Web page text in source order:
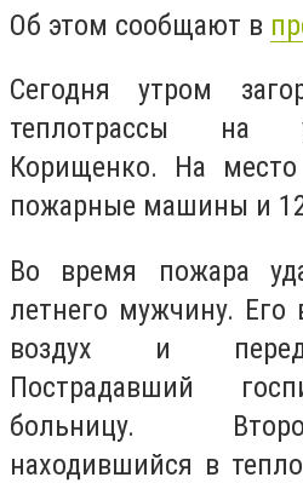
Об этом сообщают в
Сегодня утром
теплотрассы на
Корищенко. На
пожарные машины и 12
Во время пожара
летнего мужчину.
воздух и
Пострадавший
больницу.
находившийся в